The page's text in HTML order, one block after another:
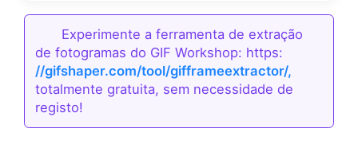
Experimente a ferramenta de extração
de fotogramas do GIF Workshop: https:
//gifshaper.com/tool/gifframeextractor/,
totalmente gratuita, sem necessidade de
registo!